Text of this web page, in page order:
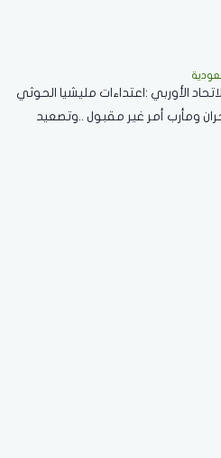
الأوربي :اعتداءات مليشيا الحوثي
ومأرب أمر غير مقبول ..وتصعيد